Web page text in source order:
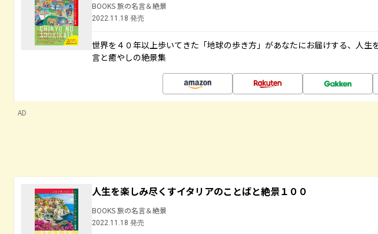
BOOKS 旅の名言＆絶景
2022.11.18 発売
世界を４０年以上歩いてきた「地球の歩き方」があなたにお届けする、人生
言と癒やしの絶景集
AD
人生を楽しみ尽くすイタリアのことばと絶景１００
BOOKS 旅の名言＆絶景
2022.11.18 発売